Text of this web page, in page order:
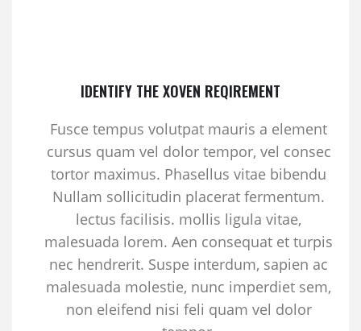
IDENTIFY THE XOVEN REQIREMENT
Fusce tempus volutpat mauris a element
cursus quam vel dolor tempor, vel consec
tortor maximus. Phasellus vitae bibendu
Nullam sollicitudin placerat fermentum.
lectus facilisis. mollis ligula vitae,
malesuada lorem. Aen consequat et turpis
nec hendrerit. Suspe interdum, sapien ac
malesuada molestie, nunc imperdiet sem,
non eleifend nisi feli quam vel dolor